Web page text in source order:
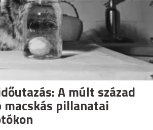
A múlt század
macskás pillanatai